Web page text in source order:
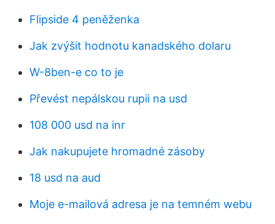
Flipside 4 peněženka
Jak zvýšit hodnotu kanadského dolaru
W-8ben-e co to je
Převést nepálskou rupii na usd
108 000 usd na inr
Jak nakupujete hromadné zásoby
18 usd na aud
Moje e-mailová adresa je na temném webu